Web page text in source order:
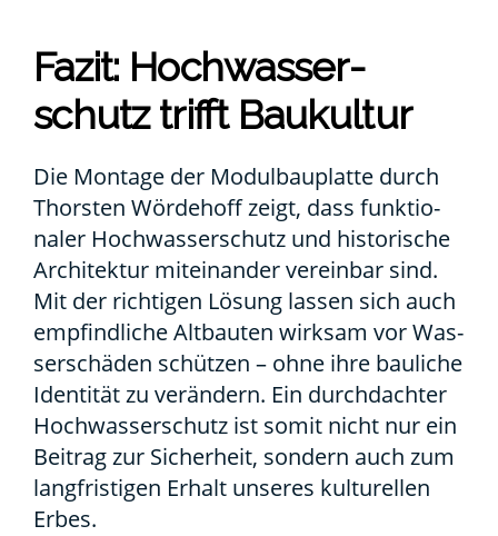
Fazit: Hoch­was­ser­
schutz trifft Bau­kul­tur
Die Mon­ta­ge der Modul­bau­plat­te durch
Thors­ten Wör­de­hoff zeigt, dass funk­tio­
na­ler Hoch­was­ser­schutz und his­to­ri­sche
Archi­tek­tur mit­ein­an­der ver­ein­bar sind.
Mit der rich­ti­gen Lösung las­sen sich auch
emp­find­li­che Alt­bau­ten wirk­sam vor Was­
ser­schä­den schüt­zen – ohne ihre bau­li­che
Iden­ti­tät zu ver­än­dern. Ein durch­dach­ter
Hoch­was­ser­schutz ist somit nicht nur ein
Bei­trag zur Sicher­heit, son­dern auch zum
lang­fris­ti­gen Erhalt unse­res kul­tu­rel­len
Erbes.